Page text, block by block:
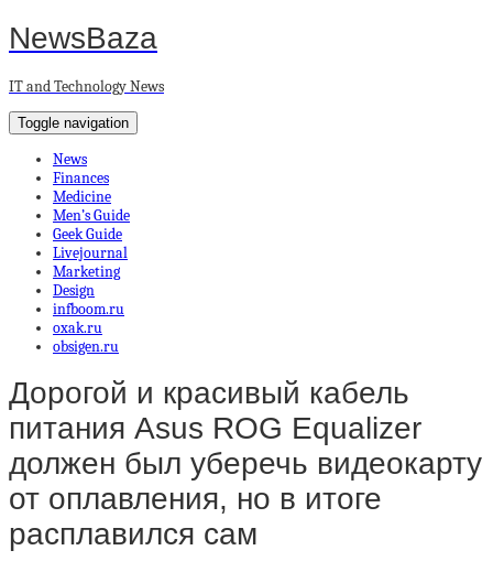
NewsBaza
IT and Technology News
Toggle navigation
News
Finances
Medicine
Men’s Guide
Geek Guide
Livejournal
Marketing
Design
infboom.ru
oxak.ru
obsigen.ru
Дорогой и красивый кабель
питания Asus ROG Equalizer
должен был уберечь видеокарту
от оплавления, но в итоге
расплавился сам